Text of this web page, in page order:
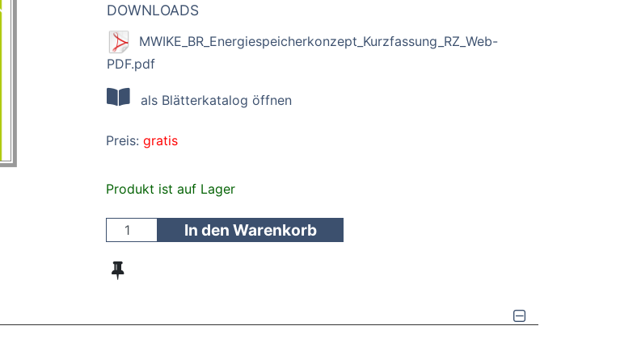
DOWNLOADS
MWIKE_BR_Energiespeicherkonzept_Kurzfassung_RZ_Web-
PDF.pdf
als Blätterkatalog öffnen
Preis: gratis
Produkt ist auf Lager
In den Warenkorb